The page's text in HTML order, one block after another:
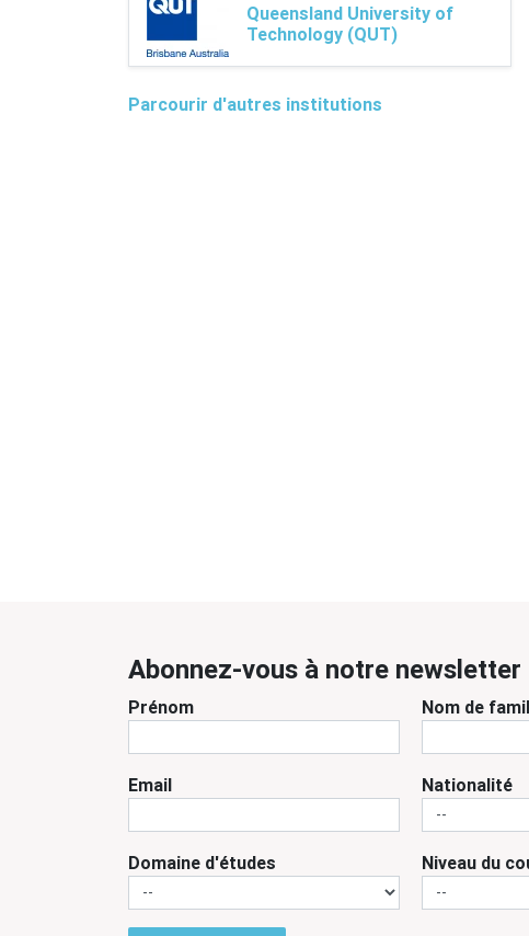
Queensland University of
Technology (QUT)
Parcourir d'autres institutions
Abonnez-vous à notre newsletter
Prénom Nom de
Email Nationalité
Domaine d'études Niveau du